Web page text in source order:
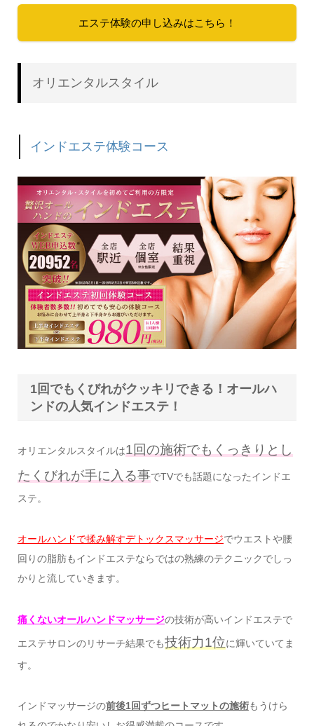
エステ体験の申し込みはこちら！
オリエンタルスタイル
インドエステ体験コース
1回でもくびれがクッキリできる！オールハ
ンドの人気インドエステ！
オリエンタルスタイルは1回の施術でもくっきりとし
たくびれが手に入る事でTVでも話題になったインドエ
ステ。
オールハンドで揉み解すデトックスマッサージでウエストや腰
回りの脂肪もインドエステならではの熟練のテクニックでしっ
かりと流していきます。
痛くないオールハンドマッサージの技術が高いインドエステで
エステサロンのリサーチ結果でも技術力1位に輝いていてま
す。
インドマッサージの前後1回ずつヒートマットの施術もうけら